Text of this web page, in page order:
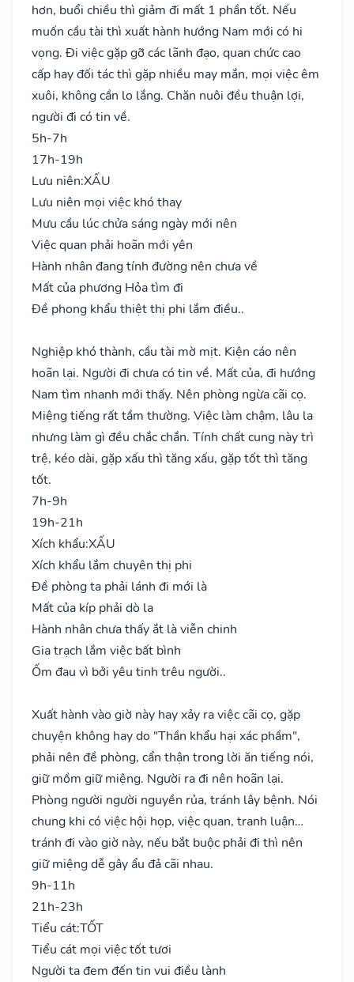
hơn, buổi chiều thì giảm đi mất 1 phần tốt. Nếu
muốn cầu tài thì xuất hành hướng Nam mới có hi
vọng. Đi việc gặp gỡ các lãnh đạo, quan chức cao
cấp hay đối tác thì gặp nhiều may mắn, mọi việc êm
xuôi, không cần lo lắng. Chăn nuôi đều thuận lợi,
người đi có tin về.
5h-7h
17h-19h
Lưu niên:XẤU
Lưu niên mọi việc khó thay
Mưu cầu lúc chửa sáng ngày mới nên
Việc quan phải hoãn mới yên
Hành nhân đang tính đường nên chưa về
Mất của phương Hỏa tìm đi
Đề phong khẩu thiệt thị phi lắm điều..
Nghiệp khó thành, cầu tài mờ mịt. Kiện cáo nên
hoãn lại. Người đi chưa có tin về. Mất của, đi hướng
Nam tìm nhanh mới thấy. Nên phòng ngừa cãi cọ.
Miệng tiếng rất tầm thường. Việc làm chậm, lâu la
nhưng làm gì đều chắc chắn. Tính chất cung này trì
trệ, kéo dài, gặp xấu thì tăng xấu, gặp tốt thì tăng
tốt.
7h-9h
19h-21h
Xích khẩu:XẤU
Xích khẩu lắm chuyên thị phi
Đề phòng ta phải lánh đi mới là
Mất của kíp phải dò la
Hành nhân chưa thấy ắt là viễn chinh
Gia trạch lắm việc bất bình
Ốm đau vì bởi yêu tinh trêu người..
Xuất hành vào giờ này hay xảy ra việc cãi cọ, gặp
chuyện không hay do "Thần khẩu hại xác phầm",
phải nên đề phòng, cẩn thận trong lời ăn tiếng nói,
giữ mồm giữ miệng. Người ra đi nên hoãn lại.
Phòng người người nguyền rủa, tránh lây bệnh. Nói
chung khi có việc hội họp, việc quan, tranh luận…
tránh đi vào giờ này, nếu bắt buộc phải đi thì nên
giữ miệng dễ gây ẩu đả cãi nhau.
9h-11h
21h-23h
Tiểu cát:TỐT
Tiểu cát mọi việc tốt tươi
Người ta đem đến tin vui điều lành